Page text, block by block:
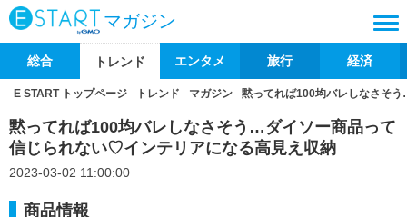
マガジン
総合 トレンド エンタメ 旅行 経済
E START トップページ トレンド マガジン 黙ってれば100均バレしなさそ
黙ってれば100均バレしなさそう…ダイソー商品って
信じられない♡インテリアになる高見え収納
2023-03-02 11:00:00
商品情報